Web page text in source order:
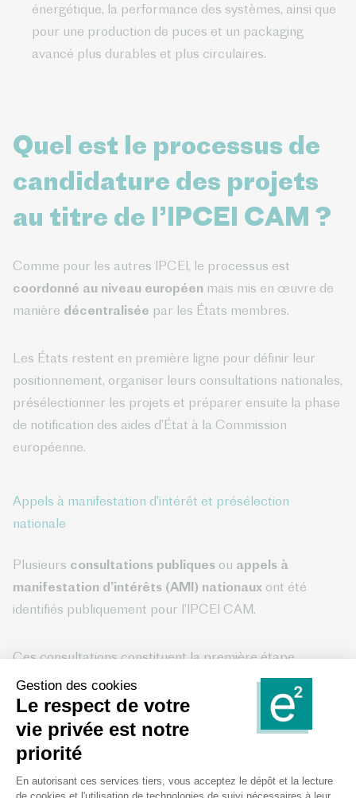
énergétique, la performance des systèmes, ainsi que
pour une production de puces et un packaging
avancé plus durables et plus circulaires.
Quel est le processus de
candidature des projets
au titre de l’IPCEI CAM ?
Comme pour les autres IPCEI, le processus est
coordonné au niveau européen mais mis en œuvre de
manière décentralisée par les États membres.
Les États restent en première ligne pour définir leur
positionnement, organiser leurs consultations nationales,
présélectionner les projets et préparer ensuite la phase
de notification des aides d’État à la Commission
européenne.
Appels à manifestation d’intérêt et présélection
nationale
Plusieurs consultations publiques ou appels à
manifestation d’intérêts (AMI) nationaux ont été
identifiés publiquement pour l’IPCEI CAM.
Ces consultations constituent la première étape
formelle pour les entreprises. Seuls les projets soutenus
ou présélectionnés au niveau national peuvent participer
pleinement à la structuration du futur projet intégré
européen.